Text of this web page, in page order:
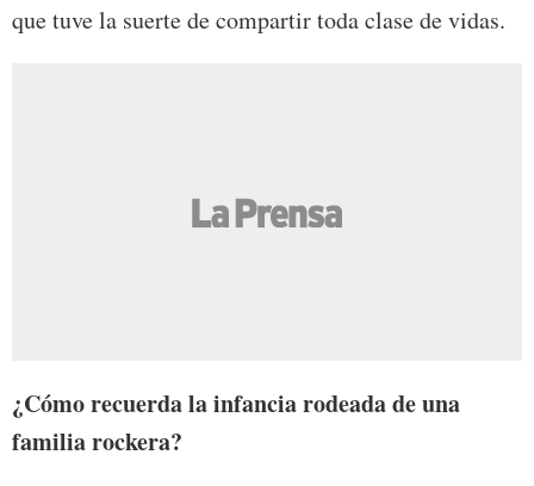
que tuve la suerte de compartir toda clase de vidas.
¿Cómo recuerda la infancia rodeada de una
familia rockera?